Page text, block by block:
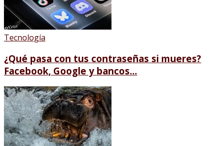
Tecnología
¿Qué pasa con tus contraseñas si mueres?
Facebook, Google y bancos...